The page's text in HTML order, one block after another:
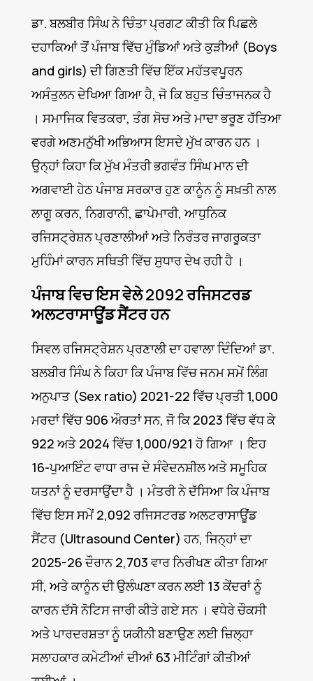
ਡਾ. ਬਲਬੀਰ ਸਿੰਘ ਨੇ ਚਿੰਤਾ ਪ੍ਰਗਟ ਕੀਤੀ ਕਿ ਪਿਛਲੇ
ਦਹਾਕਿਆਂ ਤੋਂ ਪੰਜਾਬ ਵਿੱਚ ਮੁੰਡਿਆਂ ਅਤੇ ਕੁੜੀਆਂ (Boys
and girls) ਦੀ ਗਿਣਤੀ ਵਿੱਚ ਇੱਕ ਮਹੱਤਵਪੂਰਨ
ਅਸੰਤੁਲਨ ਦੇਖਿਆ ਗਿਆ ਹੈ, ਜੋ ਕਿ ਬਹੁਤ ਚਿੰਤਾਜਨਕ ਹੈ
। ਸਮਾਜਿਕ ਵਿਤਕਰਾ, ਤੰਗ ਸੋਚ ਅਤੇ ਮਾਦਾ ਭਰੂਣ ਹੱਤਿਆ
ਵਰਗੇ ਅਣਮਨੁੱਖੀ ਅਭਿਆਸ ਇਸਦੇ ਮੁੱਖ ਕਾਰਨ ਹਨ ।
ਉਨ੍ਹਾਂ ਕਿਹਾ ਕਿ ਮੁੱਖ ਮੰਤਰੀ ਭਗਵੰਤ ਸਿੰਘ ਮਾਨ ਦੀ
ਅਗਵਾਈ ਹੇਠ ਪੰਜਾਬ ਸਰਕਾਰ ਹੁਣ ਕਾਨੂੰਨ ਨੂੰ ਸਖ਼ਤੀ ਨਾਲ
ਲਾਗੂ ਕਰਨ, ਨਿਗਰਾਨੀ, ਛਾਪੇਮਾਰੀ, ਆਧੁਨਿਕ
ਰਜਿਸਟ੍ਰੇਸ਼ਨ ਪ੍ਰਣਾਲੀਆਂ ਅਤੇ ਨਿਰੰਤਰ ਜਾਗਰੂਕਤਾ
ਮੁਹਿੰਮਾਂ ਕਾਰਨ ਸਥਿਤੀ ਵਿੱਚ ਸੁਧਾਰ ਦੇਖ ਰਹੀ ਹੈ ।
ਪੰਜਾਬ ਵਿਚ ਇਸ ਵੇਲੇ 2092 ਰਜਿਸਟਰਡ
ਅਲਟਰਾਸਾਊਂਡ ਸੈਂਟਰ ਹਨ
ਸਿਵਲ ਰਜਿਸਟ੍ਰੇਸ਼ਨ ਪ੍ਰਣਾਲੀ ਦਾ ਹਵਾਲਾ ਦਿੰਦਿਆਂ ਡਾ.
ਬਲਬੀਰ ਸਿੰਘ ਨੇ ਕਿਹਾ ਕਿ ਪੰਜਾਬ ਵਿੱਚ ਜਨਮ ਸਮੇਂ ਲਿੰਗ
ਅਨੁਪਾਤ (Sex ratio) 2021-22 ਵਿੱਚ ਪ੍ਰਤੀ 1,000
ਮਰਦਾਂ ਵਿੱਚ 906 ਔਰਤਾਂ ਸਨ, ਜੋ ਕਿ 2023 ਵਿੱਚ ਵੱਧ ਕੇ
922 ਅਤੇ 2024 ਵਿੱਚ 1,000/921 ਹੋ ਗਿਆ । ਇਹ
16-ਪੁਆਇੰਟ ਵਾਧਾ ਰਾਜ ਦੇ ਸੰਵੇਦਨਸ਼ੀਲ ਅਤੇ ਸਮੂਹਿਕ
ਯਤਨਾਂ ਨੂੰ ਦਰਸਾਉਂਦਾ ਹੈ । ਮੰਤਰੀ ਨੇ ਦੱਸਿਆ ਕਿ ਪੰਜਾਬ
ਵਿੱਚ ਇਸ ਸਮੇਂ 2,092 ਰਜਿਸਟਰਡ ਅਲਟਰਾਸਾਊਂਡ
ਸੈਂਟਰ (Ultrasound Center) ਹਨ, ਜਿਨ੍ਹਾਂ ਦਾ
2025-26 ਦੌਰਾਨ 2,703 ਵਾਰ ਨਿਰੀਖਣ ਕੀਤਾ ਗਿਆ
ਸੀ, ਅਤੇ ਕਾਨੂੰਨ ਦੀ ਉਲੰਘਣਾ ਕਰਨ ਲਈ 13 ਕੇਂਦਰਾਂ ਨੂੰ
ਕਾਰਨ ਦੱਸੋ ਨੋਟਿਸ ਜਾਰੀ ਕੀਤੇ ਗਏ ਸਨ । ਵਧੇਰੇ ਚੌਕਸੀ
ਅਤੇ ਪਾਰਦਰਸ਼ਤਾ ਨੂੰ ਯਕੀਨੀ ਬਣਾਉਣ ਲਈ ਜ਼ਿਲ੍ਹਾ
ਸਲਾਹਕਾਰ ਕਮੇਟੀਆਂ ਦੀਆਂ 63 ਮੀਟਿੰਗਾਂ ਕੀਤੀਆਂ